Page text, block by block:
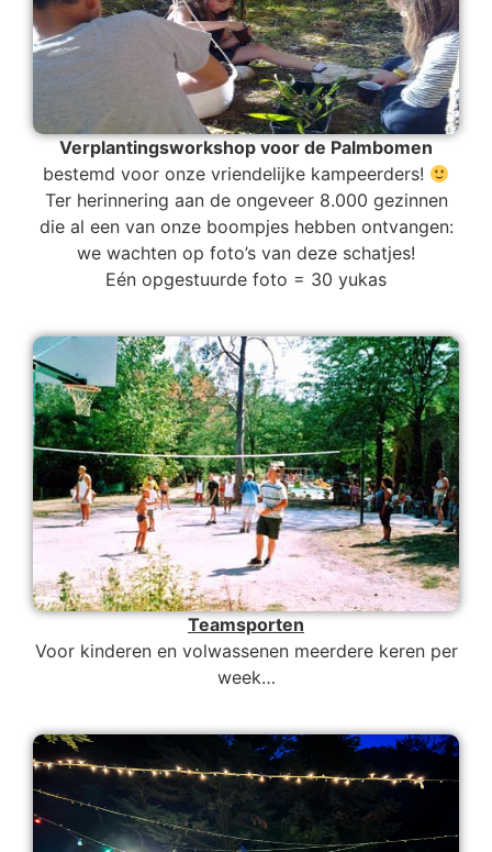
Verplantingsworkshop voor de Palmbomen
bestemd voor onze vriendelijke kampeerders!
Ter herinnering aan de ongeveer 8.000 gezinnen
die al een van onze boompjes hebben ontvangen:
we wachten op foto’s van deze schatjes!
Eén opgestuurde foto = 30 yukas
Teamsporten
Voor kinderen en volwassenen meerdere keren per
week…